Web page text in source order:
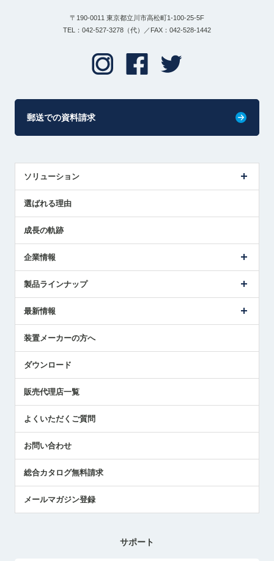
〒190-0011 東京都立川市高松町1-100-25-5F
TEL：042-527-3278（代）／FAX：042-528-1442
郵送での資料請求
ソリューション
解決策提案
選ばれる理由
成長の軌跡
企業情報
ごあいさつ
受賞履歴
採用情報
国/地域/言語
製品ラインナップ
ツールセッタ製品
エアマイクロセンサ製品
最新情報
メトロールの技術
社員ブログ
中小企業のBCP地震対策
センサのテクニカルガイド
社長ブログ
装置メーカーの方へ
ダウンロード
販売代理店一覧
よくいただくご質問
お問い合わせ
総合カタログ無料請求
メールマガジン登録
サポート